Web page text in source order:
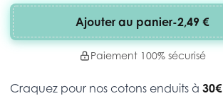
Ajouter au panier-2,49 €
Paiement 100% sécurisé
Craquez pour nos cotons enduits à